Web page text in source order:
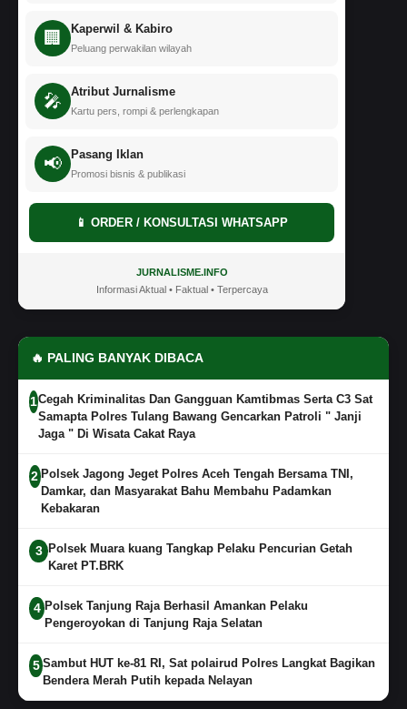
🏢 Kaperwil & Kabiro
Peluang perwakilan wilayah
🎤 Atribut Jurnalisme
Kartu pers, rompi & perlengkapan
📢 Pasang Iklan
Promosi bisnis & publikasi
📱 ORDER / KONSULTASI WHATSAPP
JURNALISME.INFO
Informasi Aktual • Faktual • Terpercaya
🔥 PALING BANYAK DIBACA
1Cegah Kriminalitas Dan Gangguan Kamtibmas Serta C3 Sat
Samapta Polres Tulang Bawang Gencarkan Patroli " Janji
Jaga " Di Wisata Cakat Raya
2Polsek Jagong Jeget Polres Aceh Tengah Bersama TNI,
Damkar, dan Masyarakat Bahu Membahu Padamkan
Kebakaran
3 Polsek Muara kuang Tangkap Pelaku Pencurian Getah
Karet PT.BRK
4 Polsek Tanjung Raja Berhasil Amankan Pelaku
Pengeroyokan di Tanjung Raja Selatan
5 Sambut HUT ke-81 RI, Sat polairud Polres Langkat Bagikan
Bendera Merah Putih kepada Nelayan